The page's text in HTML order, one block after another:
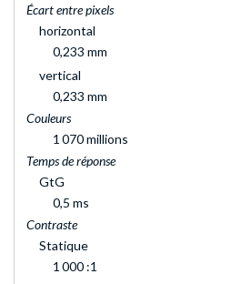
Écart entre pixels
horizontal
0,233 mm
vertical
0,233 mm
Couleurs
1 070 millions
Temps de réponse
GtG
0,5 ms
Contraste
Statique
1 000 :1